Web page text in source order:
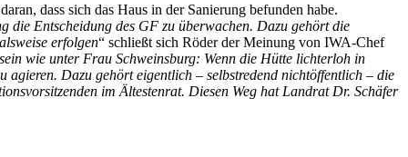
dass sich das Haus in der Sanierung befunden habe.
die Entscheidung des GF zu überwachen. Dazu gehört die
erfolgen“ schließt sich Röder der Meinung von IWA-Chef
wie unter Frau Schweinsburg: Wenn die Hütte lichterloh in
Dazu gehört eigentlich – selbstredend nichtöffentlich – die
im Ältestenrat. Diesen Weg hat Landrat Dr. Schäfer